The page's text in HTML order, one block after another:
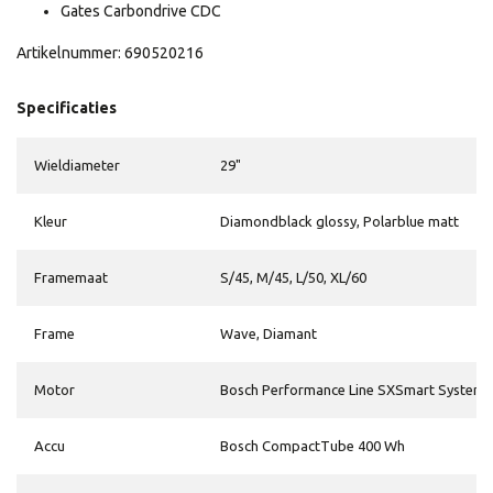
Gates Carbondrive CDC
Artikelnummer: 690520216
Specificaties
Wieldiameter 29"
Kleur Diamondblack glossy, Polarblue matt
Framemaat S/45, M/45, L/50, XL/60
Frame Wave, Diamant
Motor Bosch Performance Line SXSmart System
Accu Bosch CompactTube 400 Wh